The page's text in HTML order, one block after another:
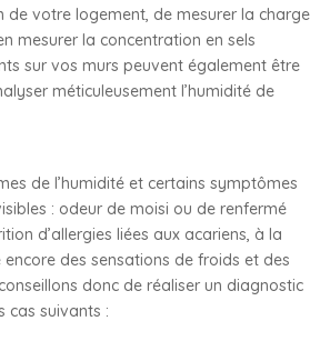
de votre logement, de mesurer la charge
mesurer la concentration en sels
sur vos murs peuvent également être
méticuleusement l’humidité de
de l’humidité et certains symptômes
: odeur de moisi ou de renfermé
d’allergies liées aux acariens, à la
des sensations de froids et des
donc de réaliser un diagnostic
cas suivants :